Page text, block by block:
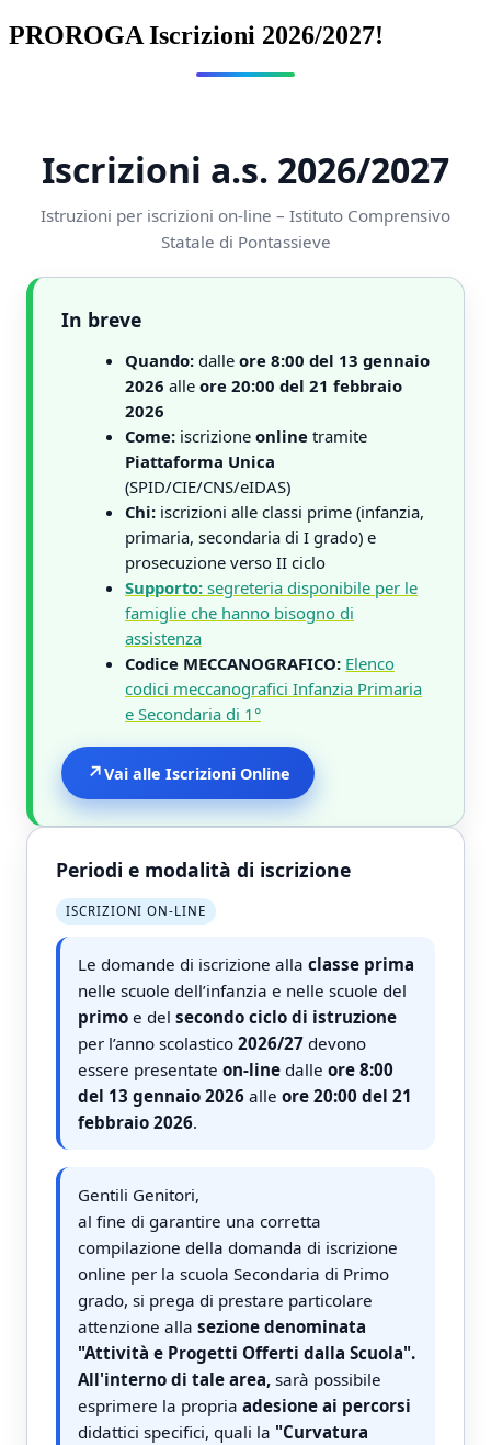
PROROGA Iscrizioni 2026/2027!
Iscrizioni a.s. 2026/2027
Istruzioni per iscrizioni on-line – Istituto Comprensivo
Statale di Pontassieve
In breve
Quando:dalle ore 8:00 del 13 gennaio
2026 alle ore 20:00 del 21 febbraio
2026
Come:iscrizione onlinetramite
Piattaforma Unica
(SPID/CIE/CNS/eIDAS)
Chi:iscrizioni alle classi prime (infanzia,
primaria, secondaria di I grado) e
prosecuzione verso II ciclo
Supporto:segreteria disponibile per le
famiglie che hanno bisogno di
assistenza
Codice MECCANOGRAFICO: Elenco
codici meccanografici Infanzia Primaria
e Secondaria di 1°
↗Vai alle Iscrizioni Online
Periodi e modalità di iscrizione
ISCRIZIONI ON-LINE
Le domande di iscrizione allaclasse prima
nelle scuole dell’infanzia e nelle scuole del
primo e delsecondo ciclo di istruzione
per l’anno scolastico2026/27 devono
essere presentateon-line dalleore 8:00
del 13 gennaio 2026 alleore 20:00 del 21
febbraio 2026.
Gentili Genitori,
al fine di garantire una corretta
compilazione della domanda di iscrizione
online per la scuola Secondaria di Primo
grado, si prega di prestare particolare
attenzione allasezione denominata
"Attività e Progetti Offerti dalla Scuola".
All'interno di tale area, sarà possibile
esprimere la propriaadesione ai percorsi
didattici specifici, quali la "Curvatura